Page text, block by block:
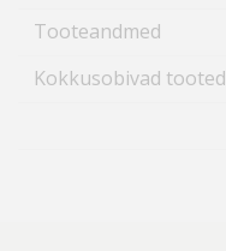
Tooteandmed
Kokkusobivad tooted